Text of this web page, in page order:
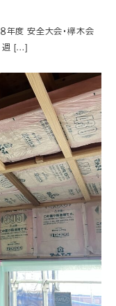
８年度 安全大会・欅木会
週 […]